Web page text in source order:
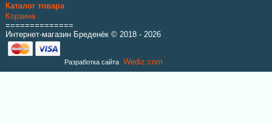
Price:
Каталог товара
Корзина
==============
Интернет-магазин Бреденёк © 2018 - 2026
Разработка сайта Wediz.com